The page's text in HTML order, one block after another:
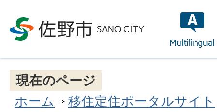
現在のページ
ホーム
移住定住ポータルサイト